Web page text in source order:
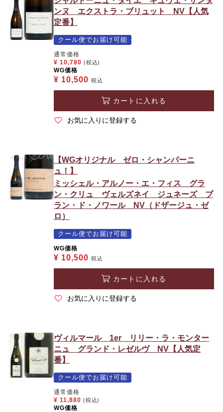
ンヌ エクストラ・ブリュット NV【人気
定番】
クール便でお届け可能
通常価格
¥ 10,780 (税込)
WG価格
¥ 10,500 税込
カートに入れる
お気に入りに登録する
【WGオリジナル ゼロ・シャンパーニ
ュ！】
ミッシェル・アルノー・エ・フィス グラ
ン・クリュ ヴェルズネイ ジュネーズ ブ
ラン・ド・ノワール NV（ドザージュ・ゼ
ロ）
クール便でお届け可能
WG価格
¥ 10,500 税込
カートに入れる
お気に入りに登録する
ヴィルマール 1er リリー・ラ・モンター
ニュ グランド・レゼルヴ NV【人気定
番】
クール便でお届け可能
通常価格
¥ 11,880 (税込)
WG価格